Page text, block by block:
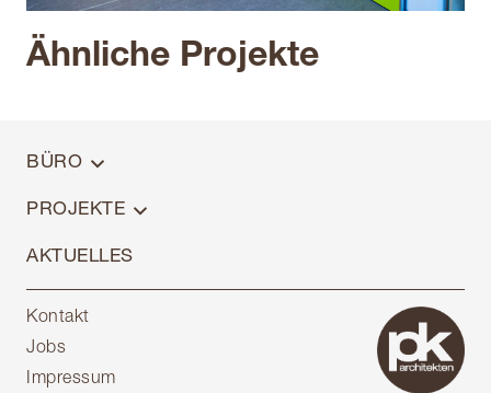
Ähnliche Projekte
Götzenhain Dreieich
BÜRO
PROJEKTE
AKTUELLES
Kontakt
Jobs
Impressum